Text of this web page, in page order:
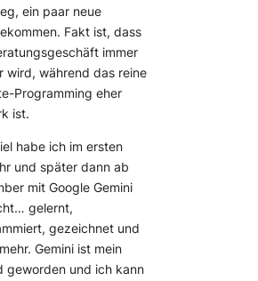
ein paar neue
Fakt ist, dass
immer
wird, während das reine
Programming eher
ist.
habe ich im ersten
und später dann ab
mit Google Gemini
gelernt,
gezeichnet und
Gemini ist mein
geworden und ich kann